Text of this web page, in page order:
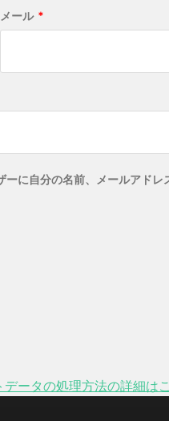
メール *
に自分の名前、メールアドレ
データの処理方法の詳細は